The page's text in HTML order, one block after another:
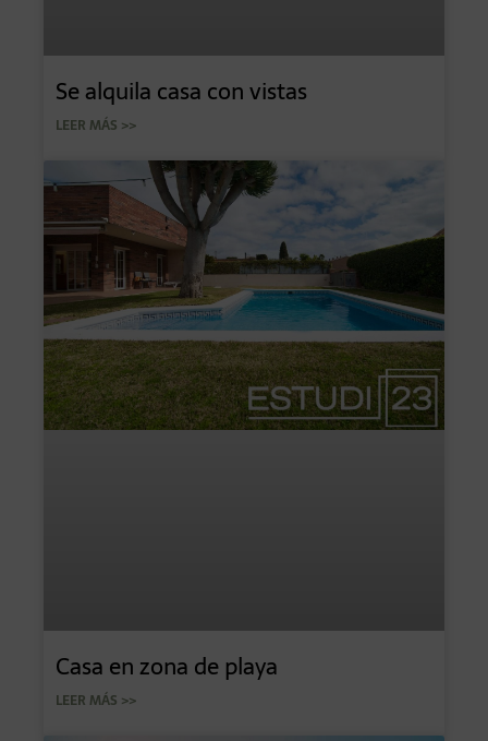
Se alquila casa con vistas
LEER MÁS >>
Casa en zona de playa
LEER MÁS >>